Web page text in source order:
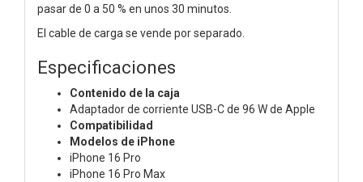
pasar de 0 a 50 % en unos 30 minutos.
El cable de carga se vende por separado.
Especificaciones
Contenido de la caja
Adaptador de corriente USB-C de 96 W de Apple
Compatibilidad
Modelos de iPhone
iPhone 16 Pro
iPhone 16 Pro Max